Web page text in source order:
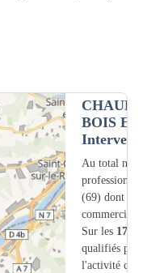
BOIS ET
Intervention
Au total nous
professionnels
(69) dont
commerciale
Sur les 176
qualifiés pour
l'activité